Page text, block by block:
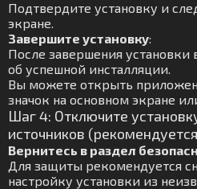
Подтвердите установку и
экране.
Завершите установку:
После завершения
об успешной инсталляции.
Вы можете открыть
значок на основном экране
Шаг 4: Отключите
источников
Вернитесь в раздел
Для защиты рекомендуется
настройку установки из